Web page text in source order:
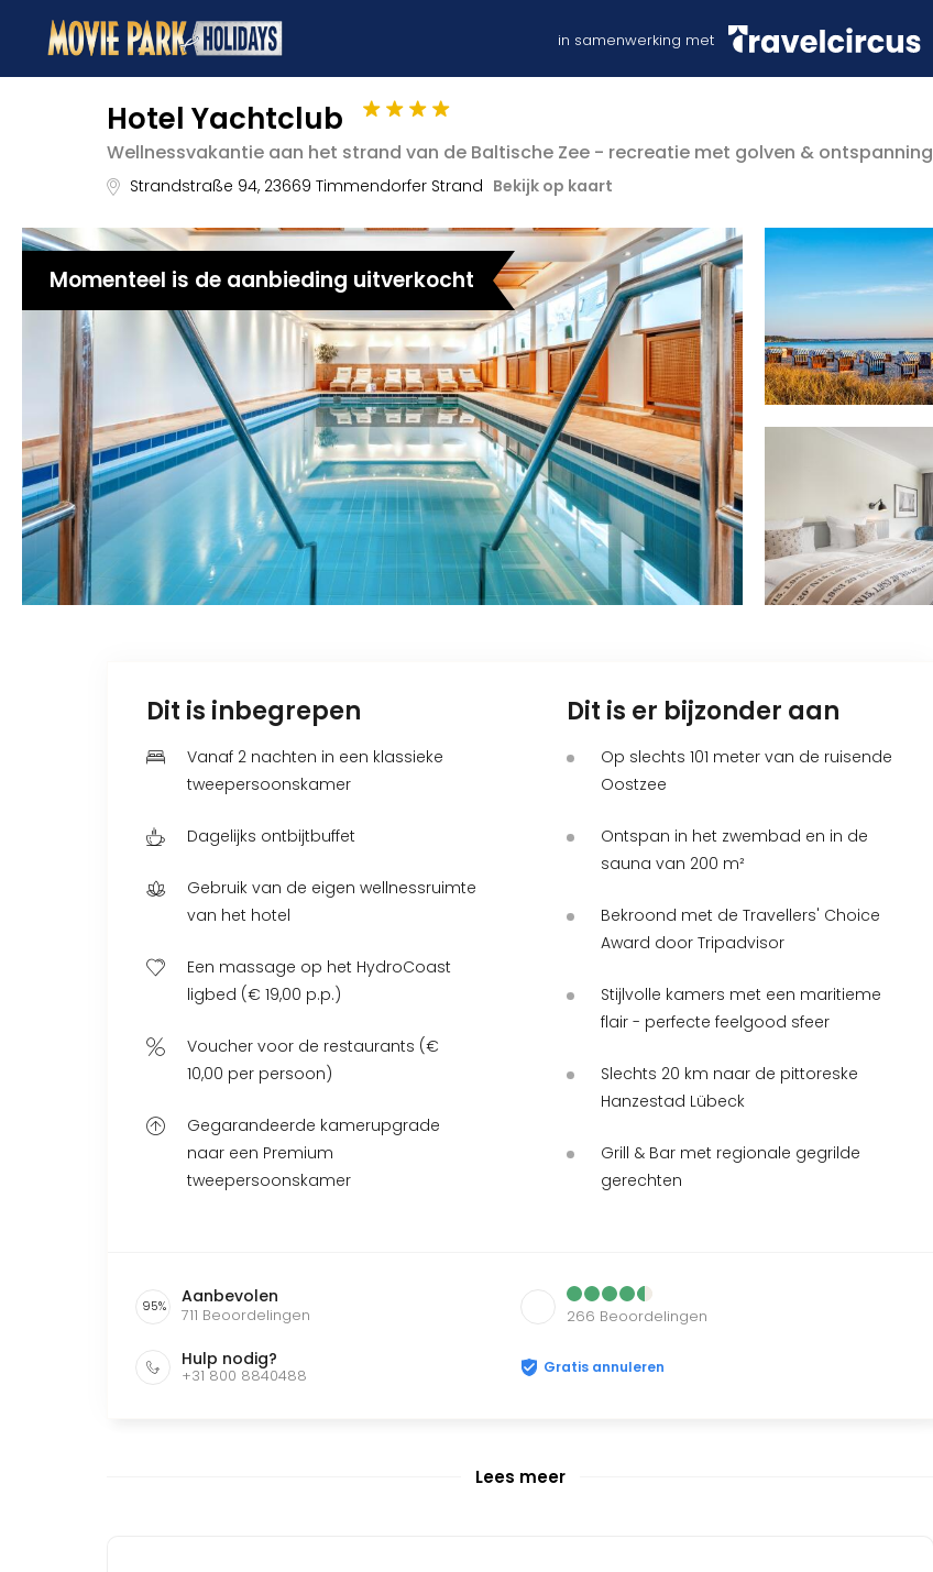
in samenwerking met
Hotel Yachtclub
Wellnessvakantie aan het strand van de Baltische Zee - recreatie met golven & ontspanning
Strandstraße 94, 23669 Timmendorfer Strand Bekijk op kaart
Momenteel is de aanbieding uitverkocht
Dit is inbegrepen
Vanaf 2 nachten in een klassieke
tweepersoonskamer
Dagelijks ontbijtbuffet
Gebruik van de eigen wellnessruimte
van het hotel
Een massage op het HydroCoast
ligbed (€ 19,00 p.p.)
Voucher voor de restaurants (€
10,00 per persoon)
Gegarandeerde kamerupgrade
naar een Premium
tweepersoonskamer
Dit is er bijzonder aan
Op slechts 101 meter van de ruisende
Oostzee
Ontspan in het zwembad en in de
sauna van 200 m²
Bekroond met de Travellers' Choice
Award door Tripadvisor
Stijlvolle kamers met een maritieme
flair - perfecte feelgood sfeer
Slechts 20 km naar de pittoreske
Hanzestad Lübeck
Grill & Bar met regionale gegrilde
gerechten
95% Aanbevolen
711 Beoordelingen 266 Beoordelingen
Hulp nodig?
+31 800 8840488 Gratis annuleren
Lees meer